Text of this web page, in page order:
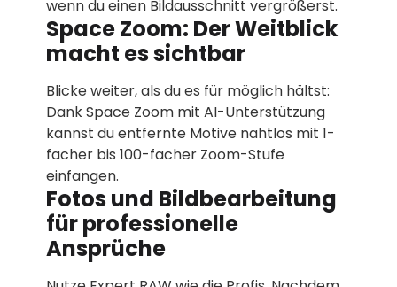
wenn du einen Bildausschnitt vergrößerst.
Space Zoom: Der Weitblick
macht es sichtbar
Blicke weiter, als du es für möglich hältst:
Dank Space Zoom mit AI-Unterstützung
kannst du entfernte Motive nahtlos mit 1-
facher bis 100-facher Zoom-Stufe
einfangen.
Fotos und Bildbearbeitung
für professionelle
Ansprüche